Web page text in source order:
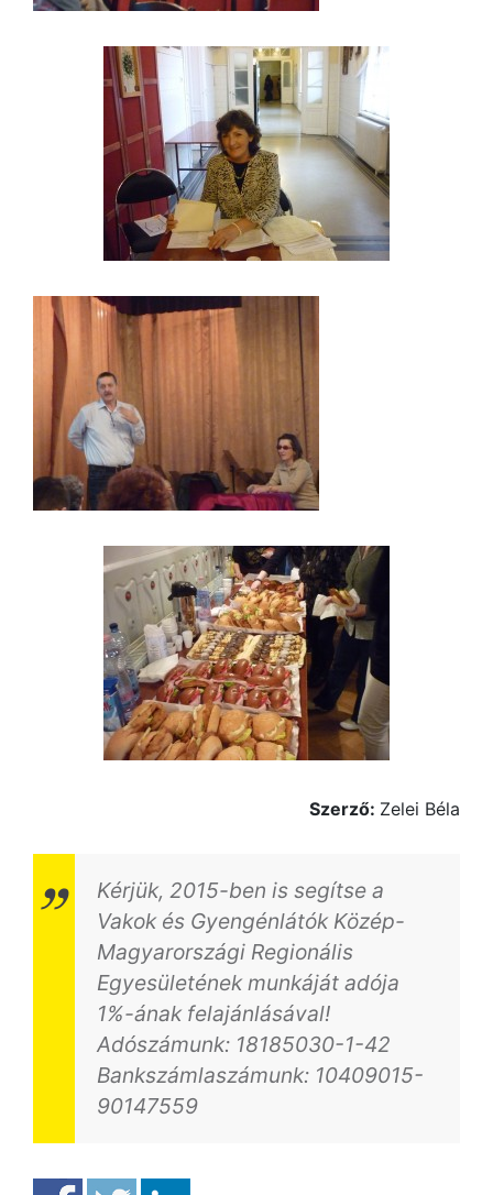
Szerző: Zelei Béla
Kérjük, 2015-ben is segítse a
Vakok és Gyengénlátók Közép-
Magyarországi Regionális
Egyesületének munkáját adója
1%-ának felajánlásával!
Adószámunk: 18185030-1-42
Bankszámlaszámunk: 10409015-
90147559